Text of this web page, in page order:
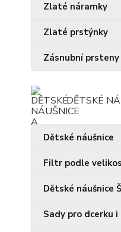
Zlaté náramky
Zlaté prstýnky
Zásnubní prsteny
DĚTSKÉ
Dětské náušnice
Filtr podle
Dětské náušnice
Sady pro dcerku i